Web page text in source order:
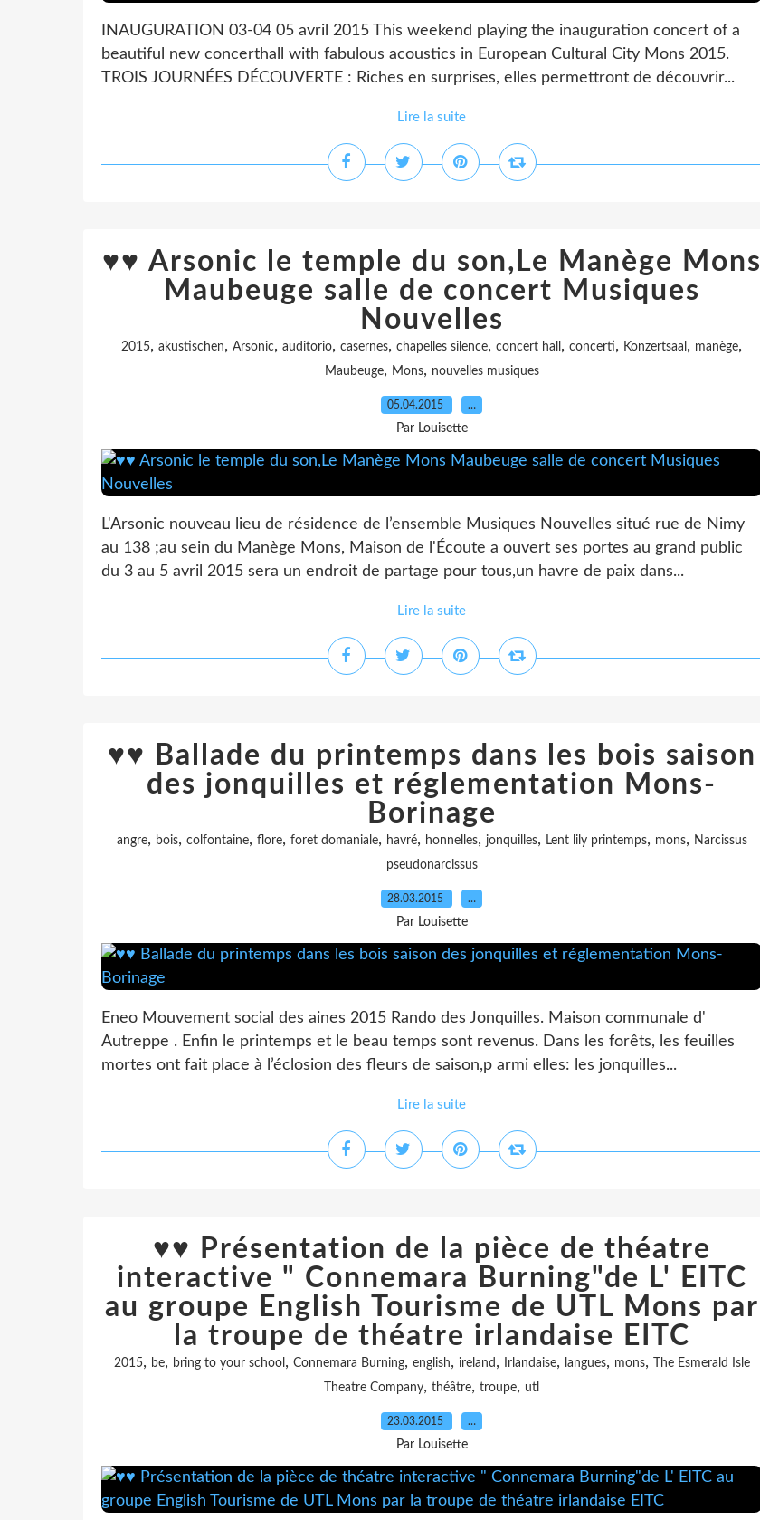
INAUGURATION 03-04 05 avril 2015 This weekend playing the inauguration concert of a
beautiful new concerthall with fabulous acoustics in European Cultural City Mons 2015.
TROIS JOURNÉES DÉCOUVERTE : Riches en surprises, elles permettront de découvrir...
Lire la suite
♥♥ Arsonic le temple du son,Le Manège Mons
Maubeuge salle de concert Musiques
Nouvelles
2015, akustischen, Arsonic, auditorio, casernes, chapelles silence, concert hall , concerti, Konzertsaal , manège,
Maubeuge, Mons, nouvelles musiques
05.04.2015 …
Par Louisette
L'Arsonic nouveau lieu de résidence de l’ensemble Musiques Nouvelles situé rue de Nimy
au 138 ;au sein du Manège Mons, Maison de l'Écoute a ouvert ses portes au grand public
du 3 au 5 avril 2015 sera un endroit de partage pour tous,un havre de paix dans...
Lire la suite
♥♥ Ballade du printemps dans les bois saison
des jonquilles et réglementation Mons-
Borinage
angre, bois, colfontaine, flore, foret domaniale, havré, honnelles, jonquilles, Lent lily printemps, mons, Narcissus
pseudonarcissus
28.03.2015 …
Par Louisette
Eneo Mouvement social des aines 2015 Rando des Jonquilles. Maison communale d'
Autreppe . Enfin le printemps et le beau temps sont revenus. Dans les forêts, les feuilles
mortes ont fait place à l’éclosion des fleurs de saison,p armi elles: les jonquilles...
Lire la suite
♥♥ Présentation de la pièce de théatre
interactive " Connemara Burning"de L' EITC
au groupe English Tourisme de UTL Mons par
la troupe de théatre irlandaise EITC
2015, be, bring to your school, Connemara Burning, english, ireland , Irlandaise, langues, mons,
The Esmerald Isle
Theatre Company, théâtre, troupe, utl
23.03.2015 …
Par Louisette